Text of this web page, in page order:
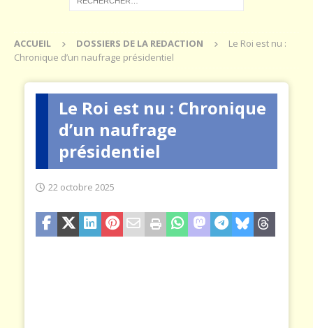
ACCUEIL DOSSIERS DE LA REDACTION
Le Roi est nu :
Chronique d’un naufrage présidentiel
Le Roi est nu : Chronique
d’un naufrage
présidentiel
22 octobre 2025